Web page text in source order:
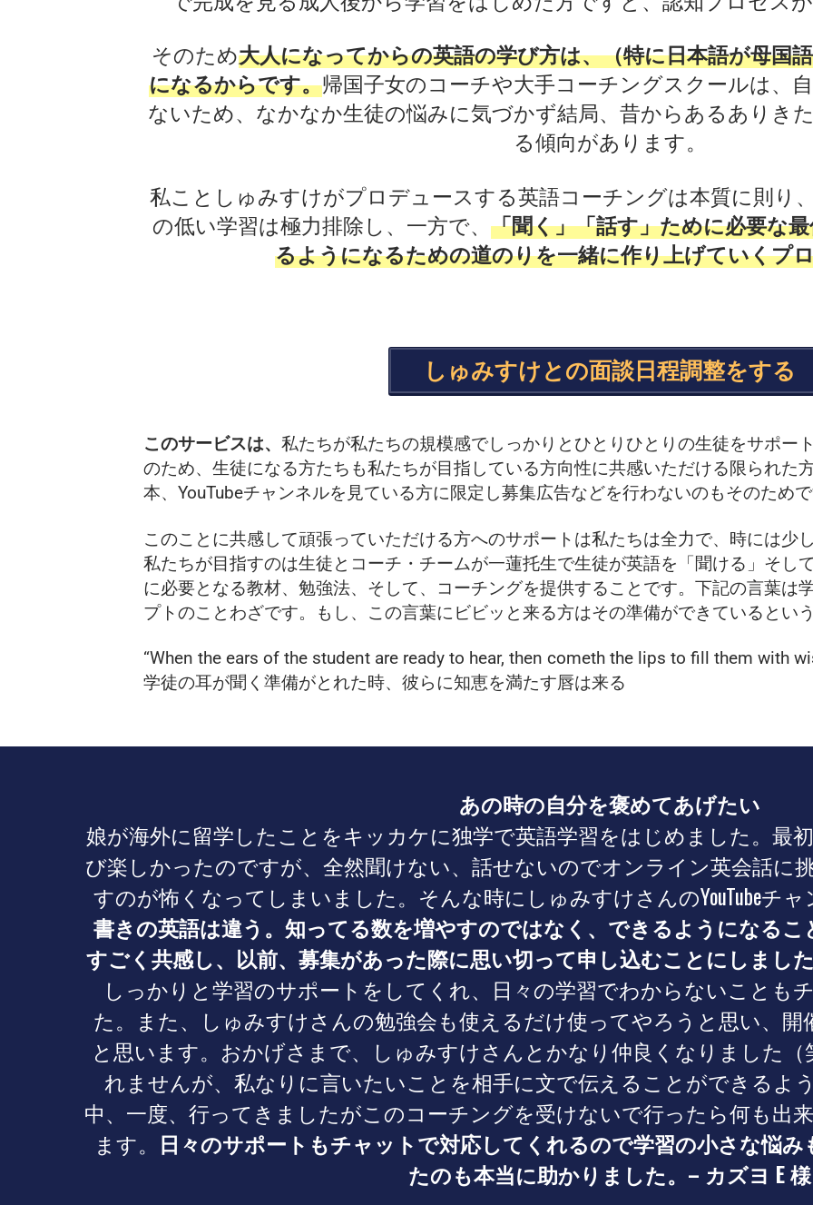
そのため大人になってからの英語の学び方は、（特に日本語が母国
になるからです。帰国子女のコーチや大手コーチングスクールは、
ないため、なかなか生徒の悩みに気づかず結局、昔からあるありき
る傾向があります。
私ことしゅみすけがプロデュースする英語コーチングは本質に則り
の低い学習は極力排除し、一方で、 「聞く」「話す」ために必要な
るようになるための道のりを一緒に作り上げていくプ
しゅみすけとの面談日程調整をする
このサービスは、 私たちが私たちの規模感でしっかりとひとりひとりの生徒をサポー
のため、生徒になる方たちも私たちが目指している方向性に共感いただける限られた
本、YouTubeチャンネルを見ている方に限定し募集広告などを行わないのもそのため
このことに共感して頑張っていただける方へのサポートは私たちは全力で、時には少
私たちが目指すのは生徒とコーチ・チームが一蓮托生で生徒が英語を「聞ける」そし
に必要となる教材、勉強法、そして、コーチングを提供することです。下記の言葉は
プトのことわざです。もし、この言葉にビビッと来る方はその準備ができているとい
“When the ears of the student are ready to hear, then cometh the lips to fill them with
学徒の耳が聞く準備がとれた時、彼らに知恵を満たす唇は来る
あの時の自分を褒めてあげたい
娘が海外に留学したことをキッカケに独学で英語学習をはじめました。最
び楽しかったのですが、全然聞けない、話せないのでオンライン英会話に
すのが怖くなってしまいました。そんな時にしゅみすけさんのYouTubeチ
書きの英語は違う。知ってる数を増やすのではなく、できるようになる
すごく共感し、以前、募集があった際に思い切って申し込むことにしまし
しっかりと学習のサポートをしてくれ、日々の学習でわからないことも
た。また、しゅみすけさんの勉強会も使えるだけ使ってやろうと思い、
と思います。おかげさまで、しゅみすけさんとかなり仲良くなりました
れませんが、私なりに言いたいことを相手に文で伝えることができるよ
中、一度、行ってきましたがこのコーチングを受けないで行ったら何も出
ます。 日々のサポートもチャットで対応してくれるので学習の小さな悩
たのも本当に助かりました。 – カズヨ E 様